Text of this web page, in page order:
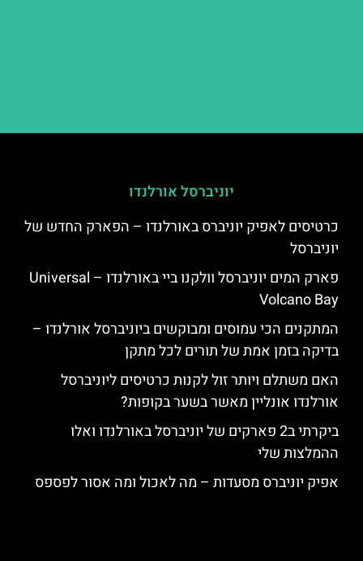
יוניברסל אורלנדו
כרטיסים לאפיק יוניברס באורלנדו – הפארק החדש של
יוניברסל
פארק המים יוניברסל וולקנו ביי באורלנדו – Universal
Volcano Bay
המתקנים הכי עמוסים ומבוקשים ביוניברסל אורלנדו –
בדיקה בזמן אמת של תורים לכל מתקן
האם משתלם ויותר זול לקנות כרטיסים ליוניברסל
אורלנדו אונליין מאשר בשער בקופות?
ביקרתי ב2 פארקים של יוניברסל באורלנדו ואלו
ההמלצות שלי
אפיק יוניברס מסעדות – מה לאכול ומה אסור לפספס